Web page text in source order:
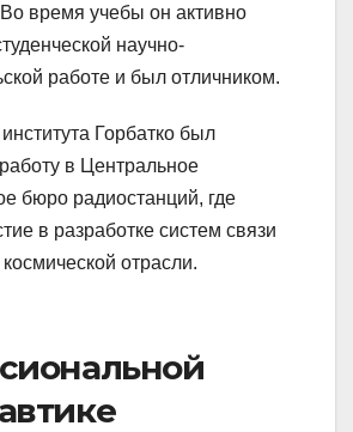
Во время учебы он активно
научно-
работе и был отличником.
Горбатко был
в Центральное
бюро радиостанций, где
в разработке систем связи
отрасли.